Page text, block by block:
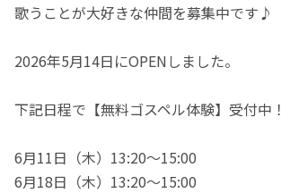
歌うことが大好きな仲間を募集中です♪
2026年5月14日にOPENしました。
下記日程で【無料ゴスペル体験】受付中！
6月11日（木）13:20〜15:00
6月18日（木）13:20〜15:00